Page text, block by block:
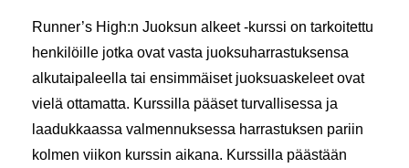
Runner’s High:n Juoksun alkeet -kurssi on tarkoitettu
henkilöille jotka ovat vasta juoksuharrastuksensa
alkutaipaleella tai ensimmäiset juoksuaskeleet ovat
vielä ottamatta. Kurssilla pääset turvallisessa ja
laadukkaassa valmennuksessa harrastuksen pariin
kolmen viikon kurssin aikana. Kurssilla päästään